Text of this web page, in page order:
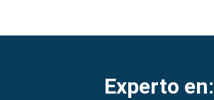
Experto en: